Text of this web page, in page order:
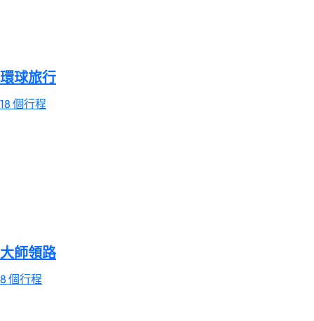
環球旅行
18 個行程
大師領路
8 個行程